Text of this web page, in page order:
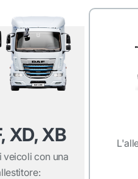
XD, XB
veicoli con una